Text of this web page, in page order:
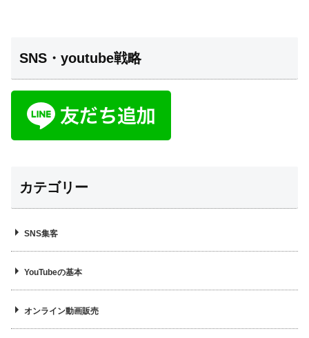
SNS・youtube戦略
カテゴリー
SNS集客
YouTubeの基本
オンライン動画販売